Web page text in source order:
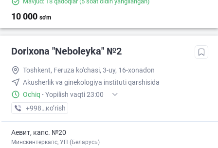
10 000 so'm
Dorixona "Neboleyka" №2
Toshkent, Feruza ko'chasi, 3-uy, 16-xonadon
Akusherlik va ginekologiya instituti qarshisida
Ochiq · Yopilish vaqti 23:00
+998 (71) XXX-XX-XX
кo’rish
Аевит, капс. №20
Минскинтеркапс, УП (Беларусь)